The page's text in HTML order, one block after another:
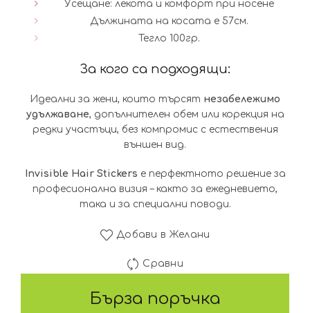
Усещане: лекота и комфорт при носене
Дължината на косата е 57см.
Тегло 100гр.
За кого са подходящи:
Идеални за жени, които търсят незабележимо
удължаване, допълнителен обем или корекция на
редки участъци, без компромис с естествения
външен вид.
Invisible Hair Stickers е перфектното решение за
професионална визия – както за ежедневието,
така и за специални поводи.
Добави в Желани
Сравни
Бърза поръчка